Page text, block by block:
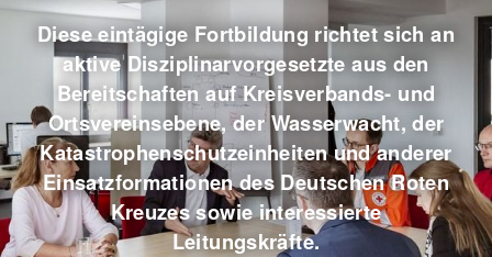
Diese eintägige Fortbildung richtet sich an
aktive Disziplinarvorgesetzte aus den
Bereitschaften auf Kreisverbands- und
Ortsvereinsebene, der Wasserwacht, der
Katastrophenschutzeinheiten und anderer
Einsatzformationen des Deutschen Roten
Kreuzes sowie interessierte
Leitungskräfte.